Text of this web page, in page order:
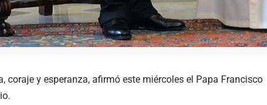
coraje y esperanza, afirmó este miércoles el Papa Francisco